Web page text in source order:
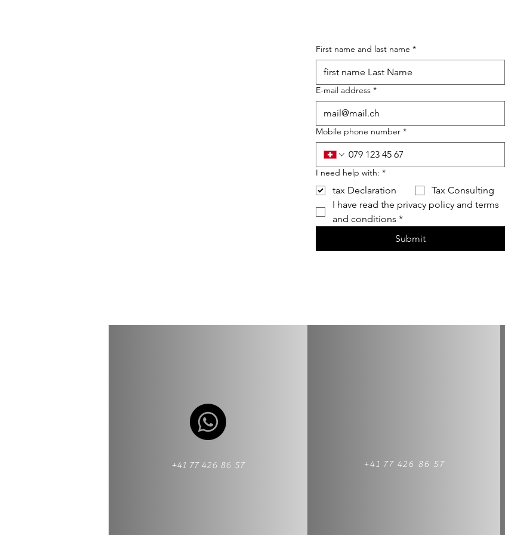
First name and last name *
E-mail address *
Mobile phone number *
I need help with: *
tax Declaration
Tax Consulting
I have read the privacy policy and terms
and conditions *
Submit
+41 77 426 86 57 +41 77 426 86 57